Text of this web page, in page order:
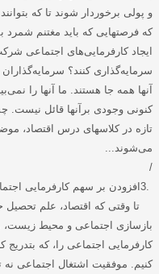
و پولی برخوردار شوند تا که
که فرصتهایی که باید مغتنم شمرد
ایجاد کارفرمایی‌های اجتماعی
سرمایه‌گذاری کنند؟
آنها همه جا هستند. ما آنها را
کنونی وجودی برآنها قائل نیست.
تازه در کلاسهای درس اقتصاد،
می‌شوند
/
3. افزودن بر سهم کارفرمایی
تا وقتی که اقتصاد، علم تحصیل
بازسازی اجتماعی و محیط زیست،
کارفرمایی اجتماعی را، که
کنیم. موفقیت اشتغال اجتماعی نه